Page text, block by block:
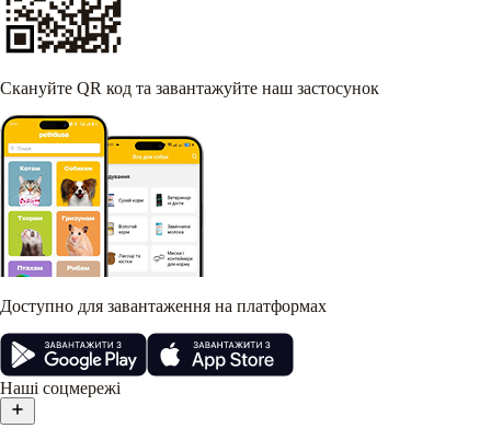
Скануйте QR код та завантажуйте наш застосунок
Доступно для завантаження на платформах
Наші соцмережі